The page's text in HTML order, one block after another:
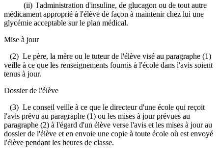
(ii) l'administration d'insuline, de glucagon ou de tout autre
médicament approprié à l'élève de façon à maintenir chez lui une
glycémie acceptable sur le plan médical.
Mise à jour
(2) Le père, la mère ou le tuteur de l'élève visé au paragraphe (1)
veille à ce que les renseignements fournis à l'école dans l'avis soient
tenus à jour.
Dossier de l'élève
(3) Le conseil veille à ce que le directeur d'une école qui reçoit
l'avis prévu au paragraphe (1) ou les mises à jour prévues au
paragraphe (2) à l'égard d'un élève verse l'avis et les mises à jour au
dossier de l'élève et en envoie une copie à toute école où est envoyé
l'élève pendant les heures de classe.